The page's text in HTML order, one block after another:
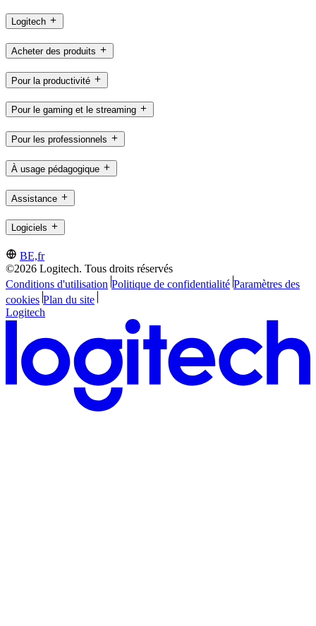
Logitech
Acheter des produits
Pour la productivité
Pour le gaming et le streaming
Pour les professionnels
À usage pédagogique
Assistance
Logiciels
BE,fr
©2026 Logitech. Tous droits réservés
Conditions d'utilisation Politique de confidentialité Paramètres des
cookies Plan du site
Logitech